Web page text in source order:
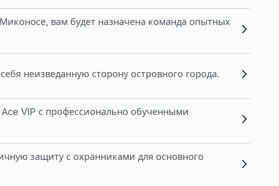
вам будет назначена команда опытных
неизведанную сторону островного города.
VIP с профессионально обученными
защиту с охранниками для основного